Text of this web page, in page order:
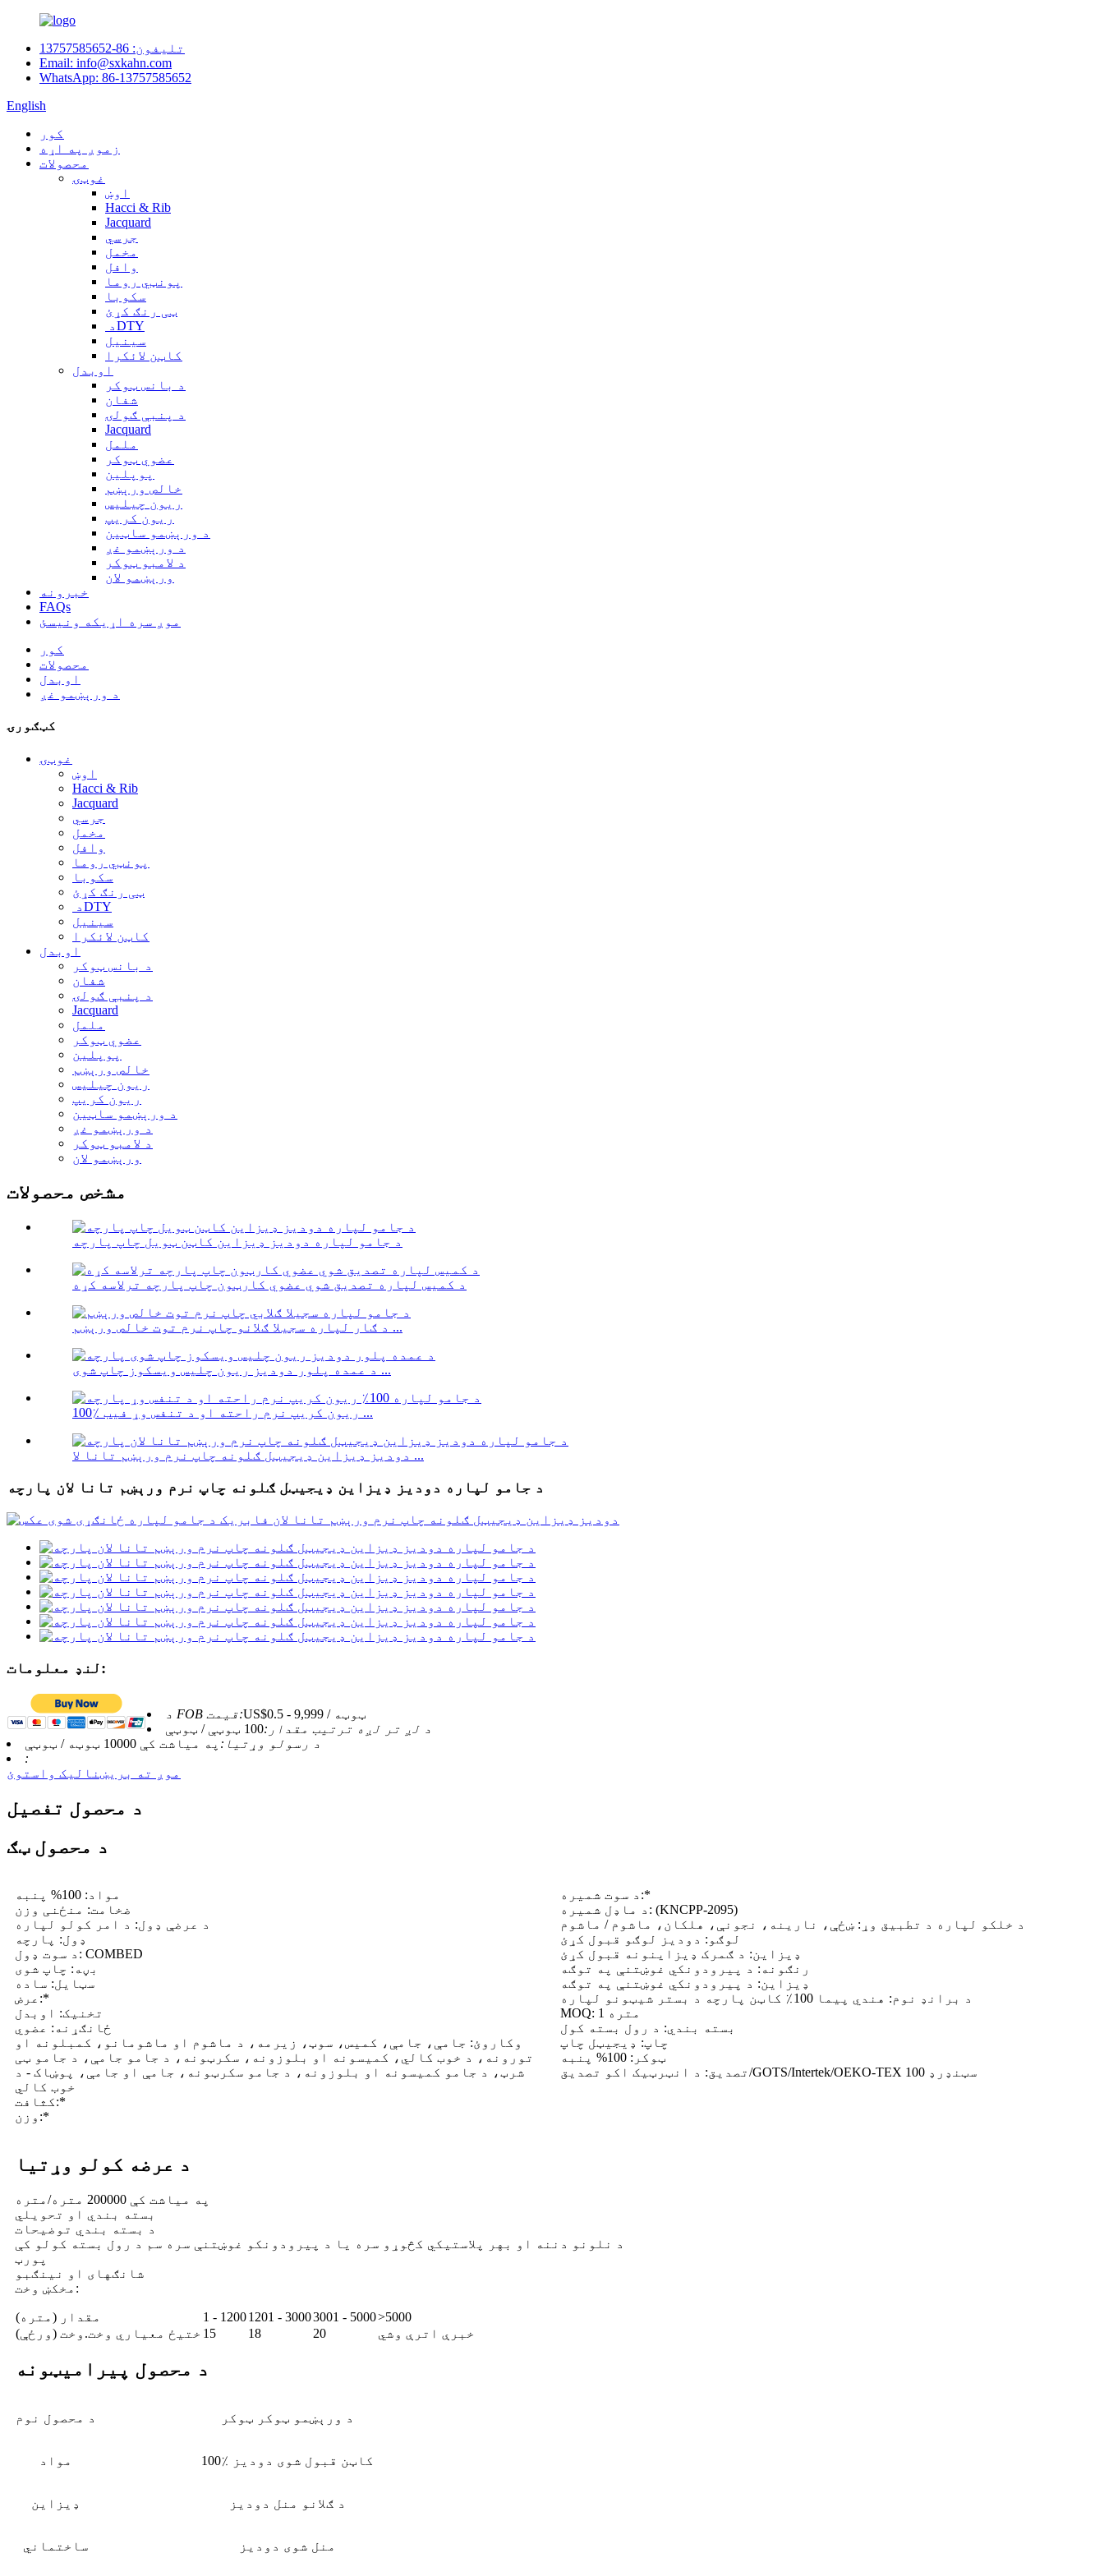
تلیفون: 86-13757585652
Email: info@sxkahn.com
WhatsApp: 86-13757585652
English
کور
زموږ په اړه
محصولات
غوټۍ
اوښ
Hacci & Rib
Jacquard
جرسي
مخمل
وافل
پونټي روما
سکوبا
ټی رنګ کړئ
د ‏‎DTY
سینیل
کاټن لائکرا
اوبدل
د بانس ټوکر
شفان
د پنبې ګولۍ
Jacquard
ململ
عضوي ټوکر
پوپلین
خالص ورېښم
ریون چیلیس
ریون کریپ
د ورېښمو ساټین
د ورېښمو غږ
د لامبو ټوکر
ورېښمو لان
خبرونه
FAQs
موږ سره اړیکه ونیسئ
کور
محصولات
اوبدل
د ورېښمو غږ
کټګورۍ
غوټۍ
اوښ
Hacci & Rib
Jacquard
جرسي
مخمل
وافل
پونټي روما
سکوبا
ټی رنګ کړئ
د ‏‎DTY
سینیل
کاټن لائکرا
اوبدل
د بانس ټوکر
شفان
د پنبې ګولۍ
Jacquard
ململ
عضوي ټوکر
پوپلین
خالص ورېښم
ریون چیلیس
ریون کریپ
د ورېښمو ساټین
د ورېښمو غږ
د لامبو ټوکر
ورېښمو لان
مشخص محصولات
د جامو لپاره دودیز ډیزاین کاټن ټویل چاپ پارچه
د کمیس لپاره تصدیق شوي عضوي کارټون چاپ پارچه ترلاسه کړه
د ګار لپاره سجیلا ګلانو چاپ نرم توت خالص ورېښم ...
د عمده پلور دودیز ریون چلیس ویسکوز چاپ شوی ...
100٪ ریون کریپ نرم راحته او د تنفس وړ فیب ...
دودیز ډیزاین ډیجیټل ګلونه چاپ نرم ورېښم تانا لا ...
د جامو لپاره دودیز ډیزاین ډیجیټل ګلونه چاپ نرم ورېښم تانا لان پارچه
لنډ معلومات:
د FOB قیمت:
US$0.5 - 9,999 / ټوټه
د لږ تر لږه ترتیب مقدار:100 ټوټې / ټوټې
د رسولو وړتیا: په میاشت کې 10000 ټوټه / ټوټې
:
موږ ته بریښنالیک واستوئ
د محصول تفصیل
د محصول ټګ
مواد: 100% پنبه
ضخامت: منځنی وزن
د عرضې ډول: د امر کولو لپاره
ډول: پارچه
د سوت ډول: COMBED
بڼه: چاپ شوی
سټایل: ساده
عرض:*
تخنیک: اوبدل
ځانګړنه: عضوي
وکاروئ: جامې، جامې، کمیس، سوټ، زیرمه، د ماشوم او ماشومانو، کمبلونه او
تورونه، د خوب کالي، کمیسونه او بلوزونه، سکرټونه، د جامو جامې، د جامو ټی
شرټ، د جامو کمیسونه او بلوزونه، د جامو سکرټونه، جامې او جامې، پوښاک - د
خوب کالي
کثافت:*
وزن:*
د سوت شمیره:*
د ماډل شمیره: (KNCPP-2095)
د خلکو لپاره د تطبیق وړ: ښځې، نارینه، نجونې، هلکان، ماشوم / ماشوم
لوګو: دودیز لوګو قبول کړئ
ډیزاین: د ګمرک ډیزاینونه قبول کړئ
رنګونه: د پیرودونکي غوښتنې په توګه
ډیزاین: د پیرودونکي غوښتنې په توګه
د برانډ نوم: هندي پیما 100٪ کاټن پارچه د بستر شیټونو لپاره
MOQ: 1 متره
بسته بندي: د رول بسته کول
چاپ: ډیجیټل چاپ
ټوکر: 100% پنبه
تصدیق: د انټرټیک اکو تصدیق/GOTS/Intertek/OEKO-TEX سټنډرډ 100
د عرضه کولو وړتیا
په میاشت کې 200000 متره/متره
بسته بندي او تحویلي
د بسته بندي توضیحات
د نلونو دننه او بهر پلاستيکي کڅوړو سره یا د پیرودونکو غوښتنې سره سم د رول بسته کولو کې
پورټ
شانګهای او نینګبو
مخکښ وخت:
مقدار (متره) 1 - 12001201 - 30003001 - 5000>5000
ختیځ معیاري وخت.وخت (ورځې) 15 18 20 خبرې اترې وشي
د محصول پیرامیټونه
د محصول نوم د ورېښمو ټوکر ټوکر
مواد 100٪ کاټن قبول شوی دودیز
ډیزاین د ګلانو منل دودیز
ساختماني منل شوی دودیز